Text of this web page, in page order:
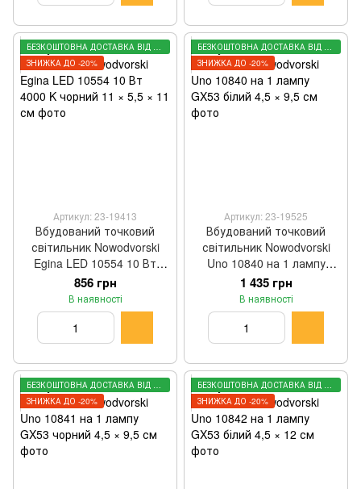
БЕЗКОШТОВНА ДОСТАВКА ВІД 3000 ГРН
ЗНИЖКА ДО -20%
Артикул: 23-19413
Вбудований точковий
світильник Nowodvorski
Egina LED 10554 10 Вт
4000 K чорний 11 × 5,5 × 11
см
856 грн
В наявності
БЕЗКОШТОВНА ДОСТАВКА ВІД 3000 ГРН
ЗНИЖКА ДО -20%
Артикул: 23-19525
Вбудований точковий
світильник Nowodvorski
Uno 10840 на 1 лампу
GX53 білий 4,5 × 9,5 см
1 435 грн
В наявності
БЕЗКОШТОВНА ДОСТАВКА ВІД 3000 ГРН
ЗНИЖКА ДО -20%
БЕЗКОШТОВНА ДОСТАВКА ВІД 3000 ГРН
ЗНИЖКА ДО -20%